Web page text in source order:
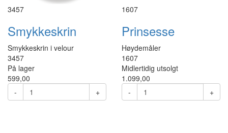
3457
Smykkeskrin
Smykkeskrin i velour
3457
På lager
599,00
-
+
1607
Prinsesse
Høydemåler
1607
Midlertidig utsolgt
1.099,00
-
+